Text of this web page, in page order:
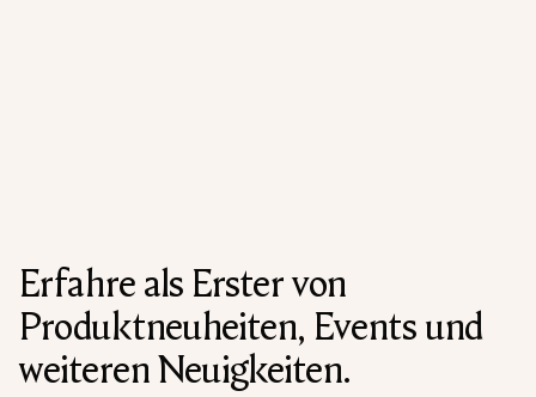
Erfahre als Erster von
Produktneuheiten, Events und
weiteren Neuigkeiten.